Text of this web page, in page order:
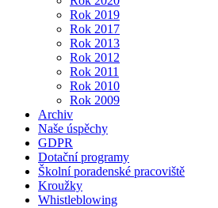
Rok 2019
Rok 2017
Rok 2013
Rok 2012
Rok 2011
Rok 2010
Rok 2009
Archiv
Naše úspěchy
GDPR
Dotační programy
Školní poradenské pracoviště
Kroužky
Whistleblowing